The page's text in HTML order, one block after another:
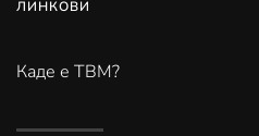
ЛИНКОВИ
Каде е ТВМ?